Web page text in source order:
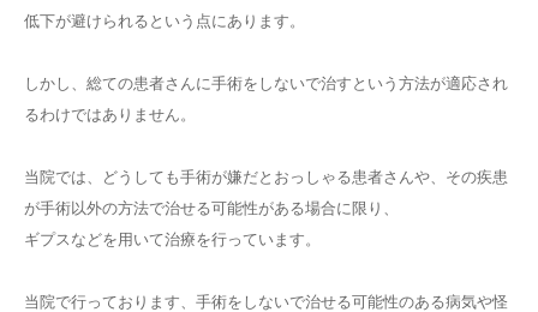
低下が避けられるという点にあります。
しかし、総ての患者さんに手術をしないで治すという方法が適応され
るわけではありません。
当院では、どうしても手術が嫌だとおっしゃる患者さんや、その疾患
が手術以外の方法で治せる可能性がある場合に限り、
ギプスなどを用いて治療を行っています。
当院で行っております、手術をしないで治せる可能性のある病気や怪